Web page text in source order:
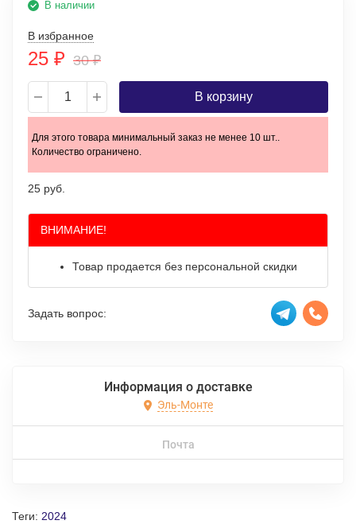
В наличии
В избранное
25 ₽ 30₽
В корзину
Для этого товара минимальный заказ не менее 10 шт..
Количество ограничено.
25 руб.
ВНИМАНИЕ!
Товар продается без персональной скидки
Задать вопрос:
Информация о доставке
Эль-Монте
Почта
Теги: 2024